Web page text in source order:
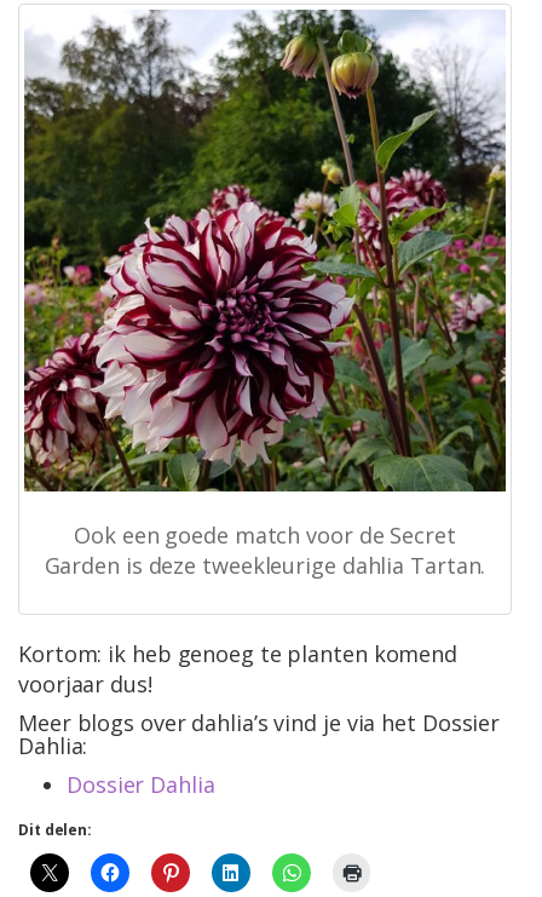
Ook een goede match voor de Secret
Garden is deze tweekleurige dahlia Tartan.
Kortom: ik heb genoeg te planten komend
voorjaar dus!
Meer blogs over dahlia’s vind je via het Dossier
Dahlia:
Dossier Dahlia
Dit delen: